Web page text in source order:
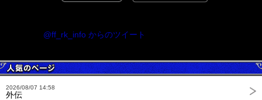
@ff_rk_info からのツイート
2026/08/07 14:58
外伝